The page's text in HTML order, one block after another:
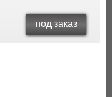
под заказ